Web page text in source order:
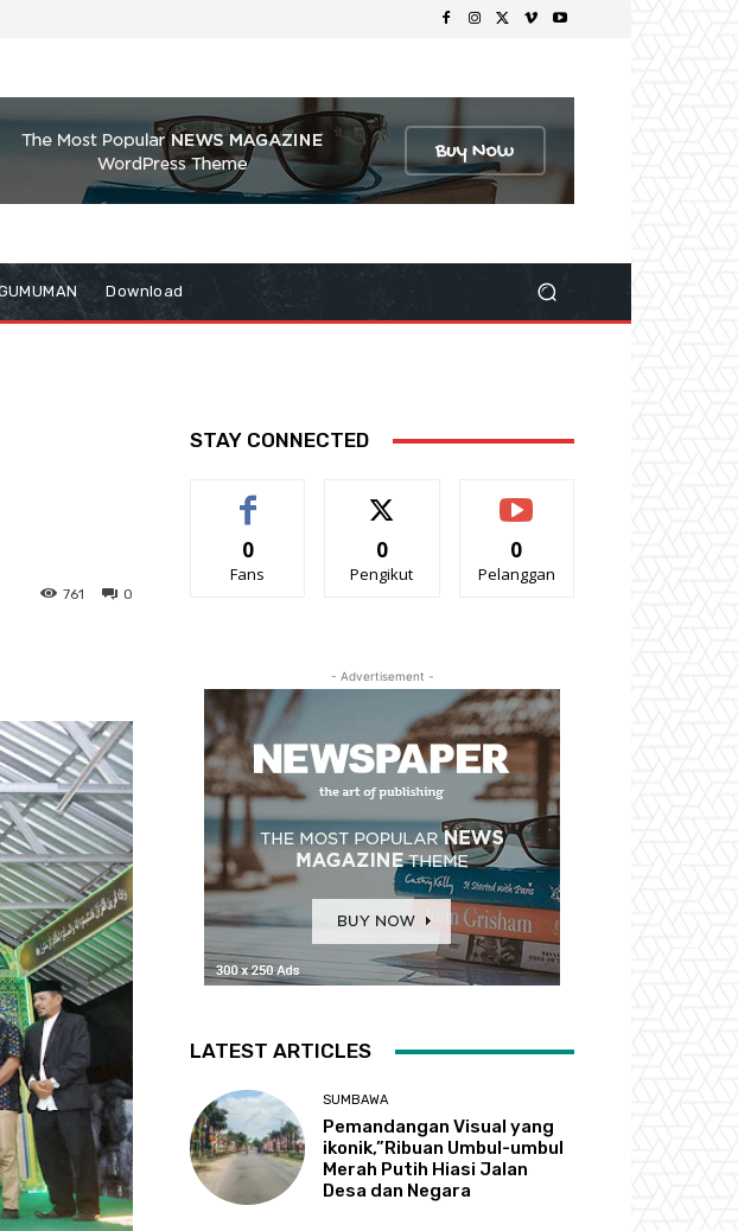
Download
0
761
STAY CONNECTED
0
Fans
0
Pengikut
0
Pelanggan
- Advertisement -
LATEST ARTICLES
SUMBAWA
Pemandangan Visual yang
ikonik,”Ribuan Umbul-umbul
Merah Putih Hiasi Jalan
Desa dan Negara